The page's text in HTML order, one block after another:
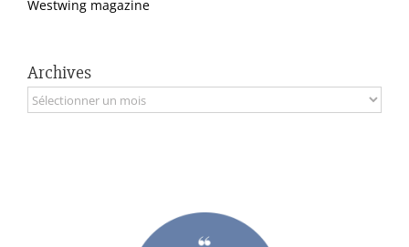
Westwing magazine
Archives
Archives